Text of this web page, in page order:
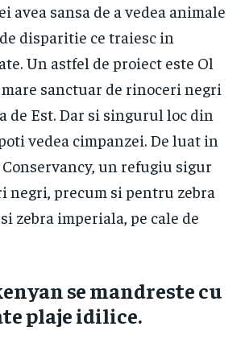
avea sansa de a vedea animale
disparitie ce traiesc in
Un astfel de proiect este Ol
mare sanctuar de rinoceri negri
de Est. Dar si singurul loc din
vedea cimpanzei. De luat in
Conservancy, un refugiu sigur
negri, precum si pentru zebra
zebra imperiala, pe cale de
se mandreste cu
plaje idilice.